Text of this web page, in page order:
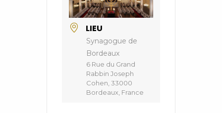
LIEU
Synagogue de
Bordeaux
6 Rue du Grand
Rabbin Joseph
Cohen, 33000
Bordeaux, France